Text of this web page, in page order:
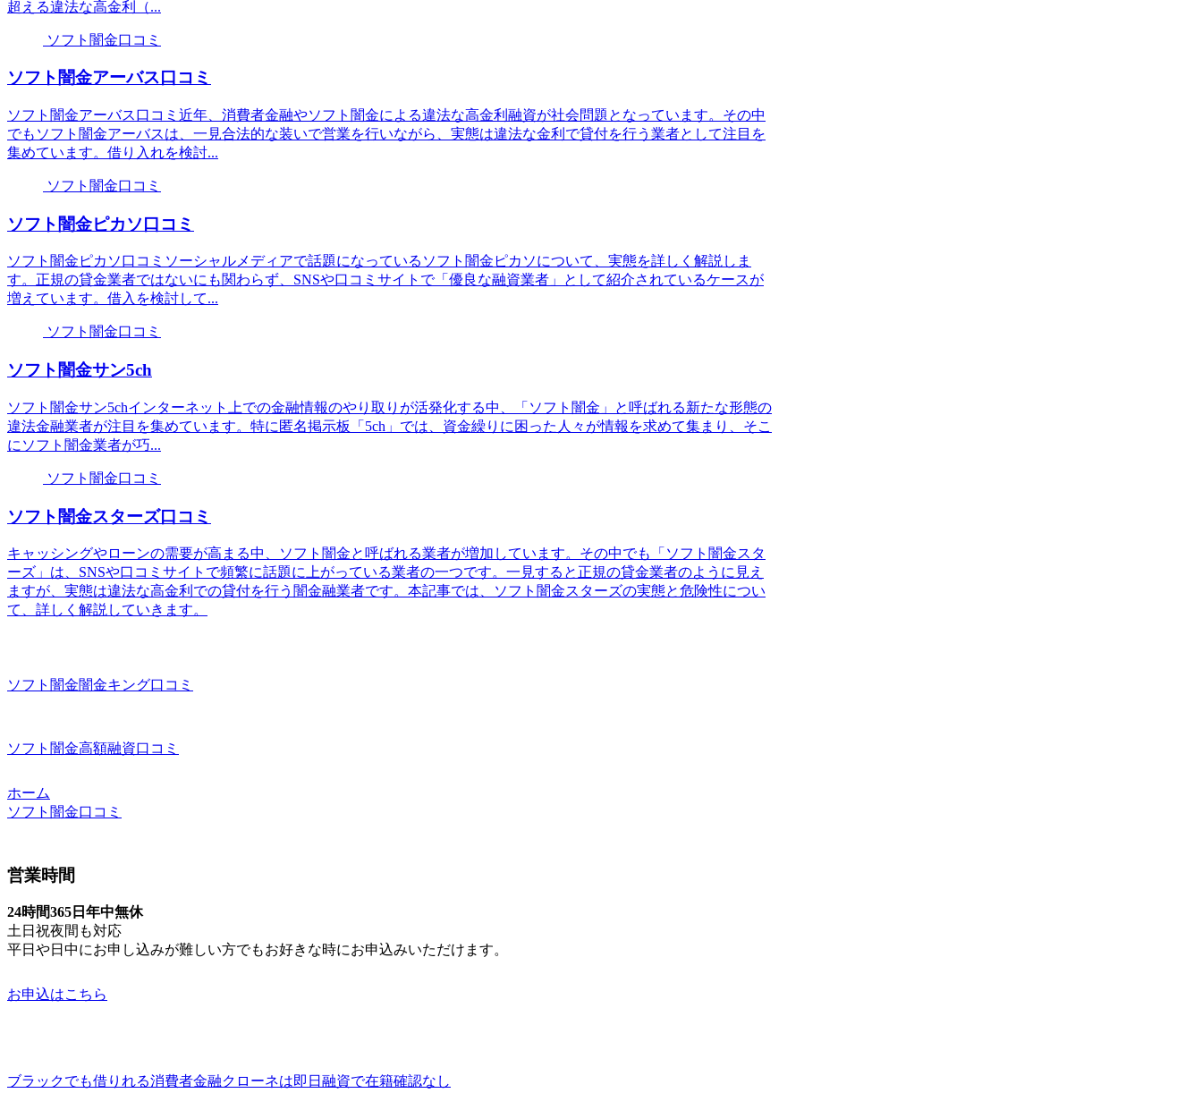
超える違法な高金利（...
ソフト闇金口コミ
ソフト闇金アーバス口コミ
ソフト闇金アーバス口コミ近年、消費者金融やソフト闇金による違法な高金利融資が社会問題となっています。その中
でもソフト闇金アーバスは、一見合法的な装いで営業を行いながら、実態は違法な金利で貸付を行う業者として注目を
集めています。借り入れを検討...
ソフト闇金口コミ
ソフト闇金ピカソ口コミ
ソフト闇金ピカソ口コミソーシャルメディアで話題になっているソフト闇金ピカソについて、実態を詳しく解説しま
す。正規の貸金業者ではないにも関わらず、SNSや口コミサイトで「優良な融資業者」として紹介されているケースが
増えています。借入を検討して...
ソフト闇金口コミ
ソフト闇金サン5ch
ソフト闇金サン5chインターネット上での金融情報のやり取りが活発化する中、「ソフト闇金」と呼ばれる新たな形態の
違法金融業者が注目を集めています。特に匿名掲示板「5ch」では、資金繰りに困った人々が情報を求めて集まり、そこ
にソフト闇金業者が巧...
ソフト闇金口コミ
ソフト闇金スターズ口コミ
キャッシングやローンの需要が高まる中、ソフト闇金と呼ばれる業者が増加しています。その中でも「ソフト闇金スタ
ーズ」は、SNSや口コミサイトで頻繁に話題に上がっている業者の一つです。一見すると正規の貸金業者のように見え
ますが、実態は違法な高金利での貸付を行う闇金融業者です。本記事では、ソフト闇金スターズの実態と危険性につい
て、詳しく解説していきます。
ソフト闇金闇金キング口コミ
ソフト闇金高額融資口コミ
ホーム
ソフト闇金口コミ
営業時間
24時間365日年中無休
土日祝夜間も対応
平日や日中にお申し込みが難しい方でもお好きな時にお申込みいただけます。
お申込はこちら
ブラックでも借りれる消費者金融クローネは即日融資で在籍確認なし